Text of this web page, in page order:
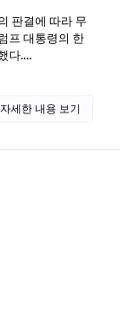
판결에 따라 무
프 대통령의 한
다.…
자세한 내용 보기